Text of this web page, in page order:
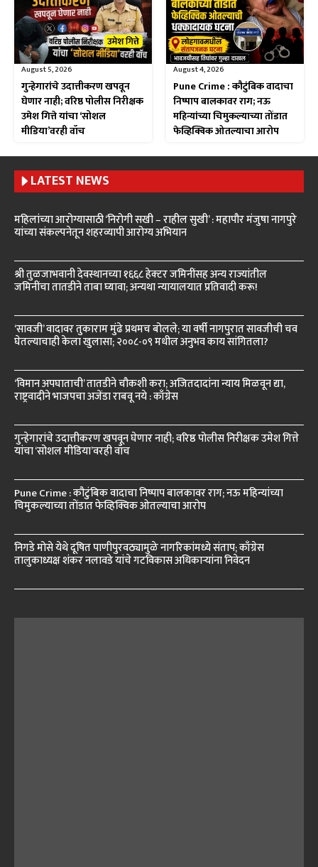
August 5, 2026
गुन्हेगारांचे उदात्तीकरण खपवून
घेणार नाही; वरिष्ठ पोलीस निरीक्षक
उमेश गित्ते यांचा ‘सोशल
मीडिया’वरही वॉच
August 4, 2026
Pune Crime : कौटुंबिक वादाचा
निष्पाप बालकावर राग; नऊ
महिन्यांच्या चिमुकल्याच्या तोंडात
फेव्हिक्विक ओतल्याचा आरोप
LATEST NEWS
महिलांच्या आरोग्यासाठी ‘निरोगी सखी – राहील सुखी’ : महापौर मंजुषा नागपुरे
यांच्या संकल्पनेतून शहरव्यापी आरोग्य अभियान
श्री तुळजाभवानी देवस्थानच्या १६६८ हेक्टर जमिनींसह अन्य राज्यांतील
जमिनींचा तातडीने ताबा घ्यावा; अन्यथा न्यायालयात प्रतिवादी करू!
‘सावजी’ वादावर तुकाराम मुंढे प्रथमच बोलले; या वर्षी नागपुरात सावजीची चव
घेतल्याचाही केला खुलासा; २००८-०९ मधील अनुभव काय सांगितला?
‘विमान अपघाताची’ तातडीने चौकशी करा; अजितदादांना न्याय मिळवून द्या,
राष्ट्रवादीने भाजपचा अजेंडा राबवू नये : काँग्रेस
गुन्हेगारांचे उदात्तीकरण खपवून घेणार नाही; वरिष्ठ पोलीस निरीक्षक उमेश गित्ते
यांचा ‘सोशल मीडिया’वरही वॉच
Pune Crime : कौटुंबिक वादाचा निष्पाप बालकावर राग; नऊ महिन्यांच्या
चिमुकल्याच्या तोंडात फेव्हिक्विक ओतल्याचा आरोप
निगडे मोसे येथे दूषित पाणीपुरवठ्यामुळे नागरिकांमध्ये संताप; काँग्रेस
तालुकाध्यक्ष शंकर नलावडे यांचे गटविकास अधिकाऱ्यांना निवेदन